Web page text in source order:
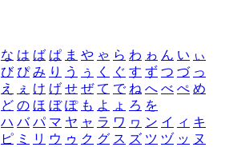
な は ば ぱ ま や ゃ ら わ ゎ ん い ぃ
び ぴ み り う ぅ く ぐ す ず つ づ っ
え ぇ け げ せ ぜ て で ね へ べ ぺ め
ど の ほ ぼ ぽ も よ ょ ろ を
ハ バ パ マ ヤ ャ ラ ワ ヮ ン イ ィ キ
ピ ミ リ ウ ゥ ク グ ス ズ ツ ヅ ッ ヌ